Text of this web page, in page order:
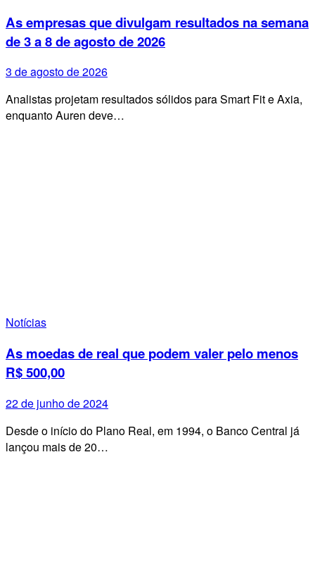
As empresas que divulgam resultados na semana
de 3 a 8 de agosto de 2026
3 de agosto de 2026
Analistas projetam resultados sólidos para Smart Fit e Axia,
enquanto Auren deve…
Notícias
As moedas de real que podem valer pelo menos
R$ 500,00
22 de junho de 2024
Desde o início do Plano Real, em 1994, o Banco Central já
lançou mais de 20…